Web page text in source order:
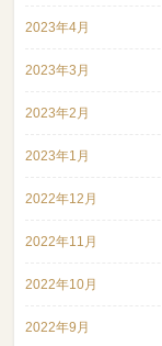
2023年4月
2023年3月
2023年2月
2023年1月
2022年12月
2022年11月
2022年10月
2022年9月